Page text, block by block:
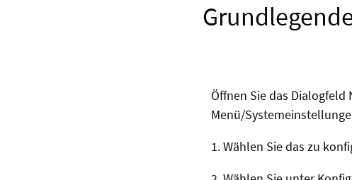
Öffnen Sie das
Menü/
1. Wählen Sie das zu